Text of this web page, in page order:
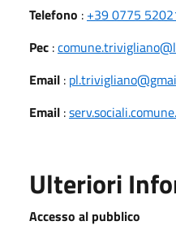
Telefono : +39 0775
Pec :
Email :
Email :
Ulteriori
Accesso al pubblico